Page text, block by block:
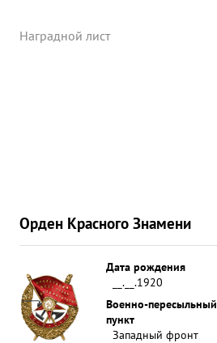
Наградной лист
Орден Красного Знамени
Дата рождения
__.__.1920
Военно-пересыльный
пункт
Западный фронт